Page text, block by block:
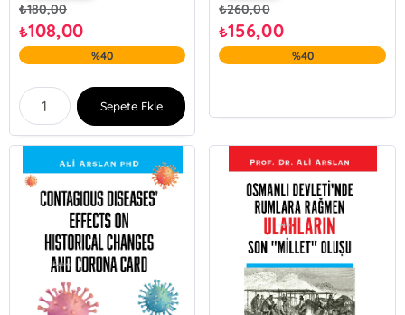
₺180,00
₺108,00
%40
Sepete Ekle
₺260,00
₺156,00
%40